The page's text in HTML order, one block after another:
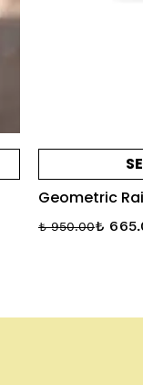
Geometric
₺ 950.00₺